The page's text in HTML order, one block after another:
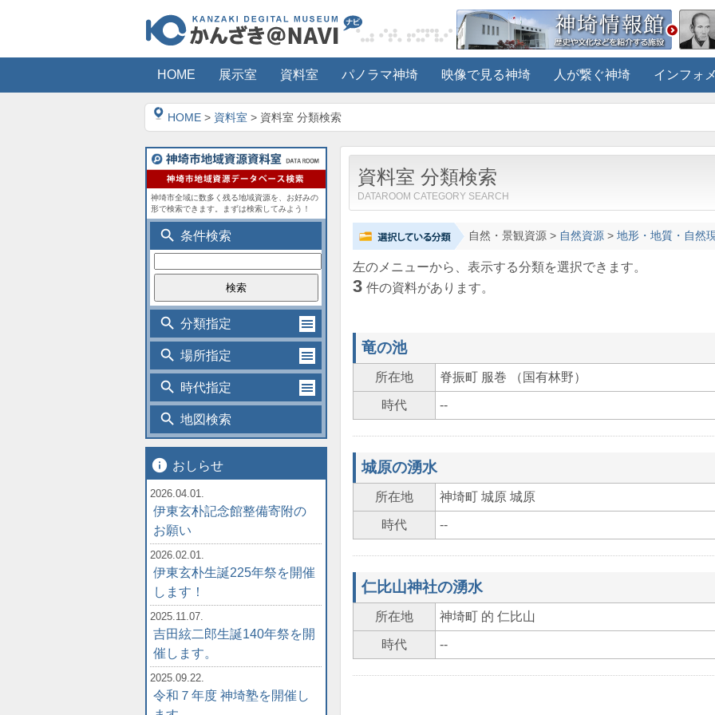
HOME 展示室 資料室 パノラマ神埼 映像で見る神埼 人が繋ぐ神埼 インフォ
HOME > 資料室 > 資料室 分類検索
資料室 分類検索
DATAROOM CATEGORY SEARCH
自然・景観資源> 自然資源> 地形・地質・自然
左のメニューから、表示する分類を選択できます。
3 件の資料があります。
竜の池
所在地 脊振町 服巻 （国有林野）
時代 --
城原の湧水
所在地 神埼町 城原 城原
時代 --
仁比山神社の湧水
所在地 神埼町 的 仁比山
時代 --
神埼市全域に数多く残る地域資源を、お好みの
形で検索できます。まずは検索してみよう！
search 条件検索
search 分類指定
search 場所指定
search 時代指定
search 地図検索
info おしらせ
2026.04.01.
伊東玄朴記念館整備寄附の
お願い
2026.02.01.
伊東玄朴生誕225年祭を開催
します！
2025.11.07.
吉田絃二郎生誕140年祭を開
催します。
2025.09.22.
令和７年度 神埼塾を開催し